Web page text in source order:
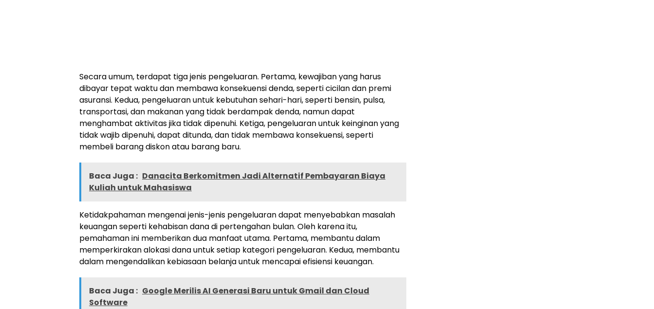
Secara umum, terdapat tiga jenis pengeluaran. Pertama, kewajiban yang harus
dibayar tepat waktu dan membawa konsekuensi denda, seperti cicilan dan premi
asuransi. Kedua, pengeluaran untuk kebutuhan sehari-hari, seperti bensin, pulsa,
transportasi, dan makanan yang tidak berdampak denda, namun dapat
menghambat aktivitas jika tidak dipenuhi. Ketiga, pengeluaran untuk keinginan yang
tidak wajib dipenuhi, dapat ditunda, dan tidak membawa konsekuensi, seperti
membeli barang diskon atau barang baru.
Baca Juga : Danacita Berkomitmen Jadi Alternatif Pembayaran Biaya
Kuliah untuk Mahasiswa
Ketidakpahaman mengenai jenis-jenis pengeluaran dapat menyebabkan masalah
keuangan seperti kehabisan dana di pertengahan bulan. Oleh karena itu,
pemahaman ini memberikan dua manfaat utama. Pertama, membantu dalam
memperkirakan alokasi dana untuk setiap kategori pengeluaran. Kedua, membantu
dalam mengendalikan kebiasaan belanja untuk mencapai efisiensi keuangan.
Baca Juga : Google Merilis AI Generasi Baru untuk Gmail dan Cloud
Software